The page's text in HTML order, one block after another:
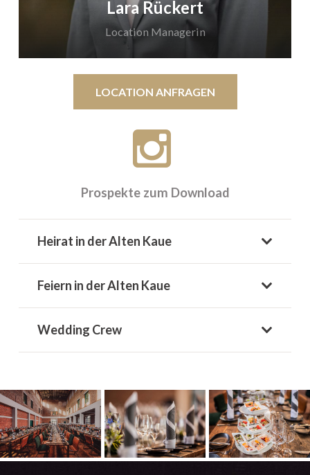
Sie Ihre Feier zu einem ganz besonderen Erlebnis.
Lara Rückert
Location Managerin
Termine nach Vereinbarung
Mobil:0151 72506131
LOCATION ANFRAGEN
Prospekte zum Download
Heirat in der Alten Kaue
Feiern in der Alten Kaue
Wedding Crew